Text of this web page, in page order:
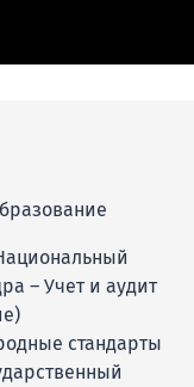
– Учет и аудит
стандарты